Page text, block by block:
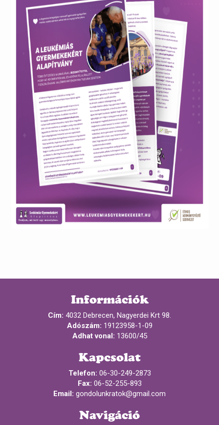
Információk
Cím: 4032 Debrecen, Nagyerdei Krt 98.
Adószám: 19123958-1-09
Adhat vonal: 13600/45
Kapcsolat
Telefon: 06-30-249-2873
Fax: 06-52-255-893
Email: gondolunkratok@gmail.com
Navigáció